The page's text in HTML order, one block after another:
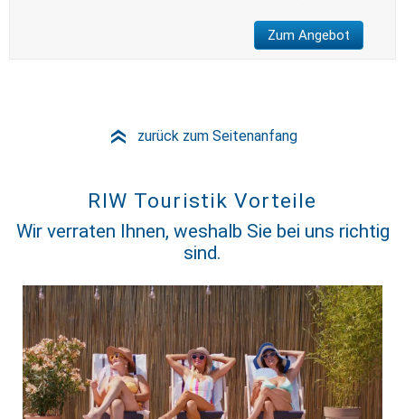
Zum Angebot
» zurück zum Seitenanfang
RIW Touristik Vorteile
Wir verraten Ihnen, weshalb Sie bei uns richtig
sind.